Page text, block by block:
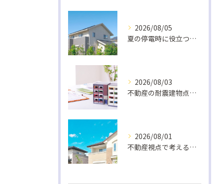
2026/08/05
夏の停電時に役立つ非常食と快適グッズ
2026/08/03
不動産の耐震建物点検基準解説
2026/08/01
不動産視点で考える室内熱中症対策の換気法